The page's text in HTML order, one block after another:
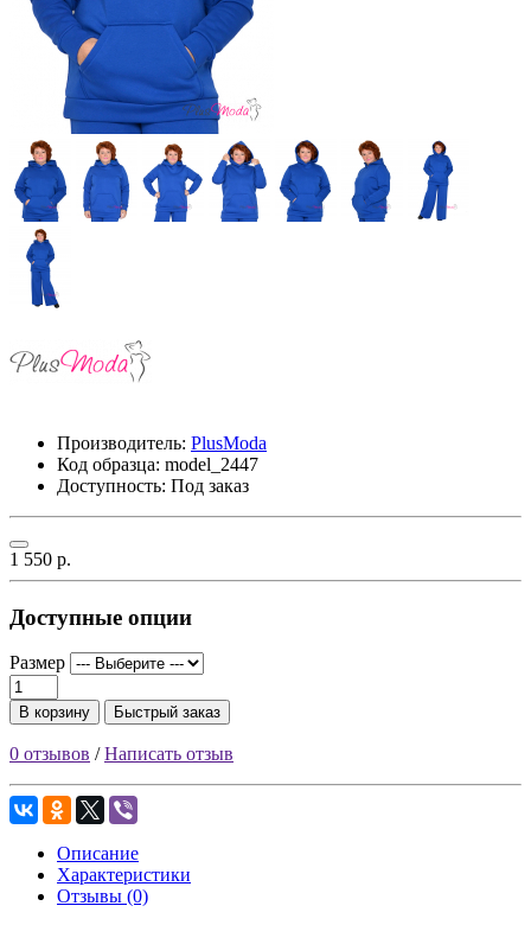
Производитель: PlusModa
Код образца: model_2447
Доступность: Под заказ
1 550 р.
Доступные опции
Размер
В корзину Быстрый заказ
0 отзывов /Написать отзыв
Описание
Характеристики
Отзывы (0)